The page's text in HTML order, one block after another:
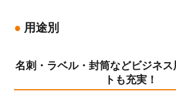
用途別
名刺・ラベル・封筒などビジネ
トも充実！